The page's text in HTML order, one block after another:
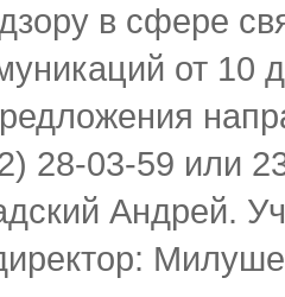
в сфере
от 10
28-03-59 или
Андрей.